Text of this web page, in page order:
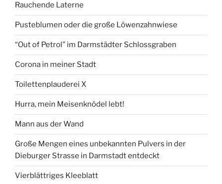
Rauchende Laterne
Pusteblumen oder die große Löwenzahnwiese
“Out of Petrol” im Darmstädter Schlossgraben
Corona in meiner Stadt
Toilettenplauderei X
Hurra, mein Meisenknödel lebt!
Mann aus der Wand
Große Mengen eines unbekannten Pulvers in der
Dieburger Strasse in Darmstadt entdeckt
Vierblättriges Kleeblatt